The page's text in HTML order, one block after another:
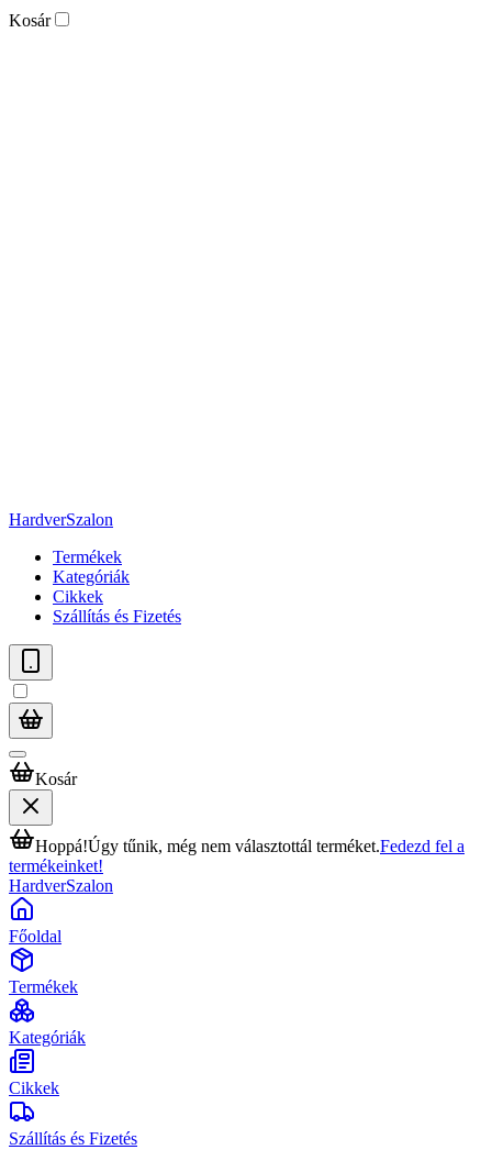
Kosár
HardverSzalon
Termékek
Kategóriák
Cikkek
Szállítás és Fizetés
Kosár
Hoppá!Úgy tűnik, még nem választottál terméket.Fedezd fel a
termékeinket!
HardverSzalon
Főoldal
Termékek
Kategóriák
Cikkek
Szállítás és Fizetés